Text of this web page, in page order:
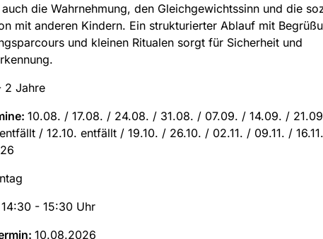
die Wahrnehmung, den Gleichgewichtssinn und die
mit anderen Kindern. Ein strukturierter Ablauf mit
und kleinen Ritualen sorgt für Sicherheit und
2 Jahre
10.08. / 17.08. / 24.08. / 31.08. / 07.09. / 14.09. /
/ 12.10. entfällt / 19.10. / 26.10. / 02.11. / 09.11. /
14:30 - 15:30 Uhr
10.08.2026